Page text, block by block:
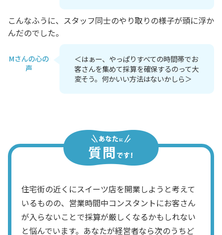
こんなふうに、スタッフ同士のやり取りの様子が頭に浮か
んだのでした。
Mさんの心の
声
＜はぁー、やっぱりすべての時間帯でお
客さんを集めて採算を確保するのって大
変そう。何かいい方法はないかしら＞
住宅街の近くにスイーツ店を開業しようと考えて
いるものの、営業時間中コンスタントにお客さん
が入らないことで採算が厳しくなるかもしれない
と悩んでいます。あなたが経営者なら次のうちど